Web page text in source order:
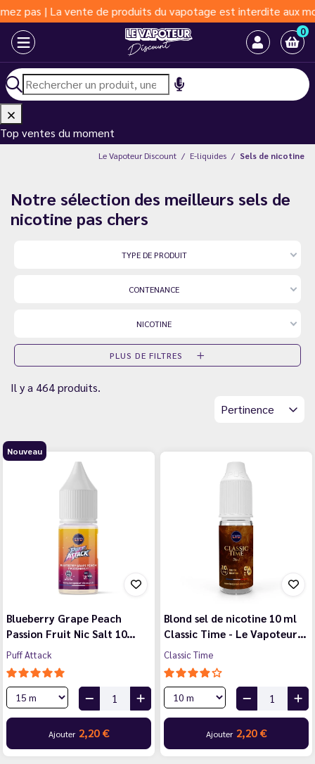
du vapotage est interdite aux moins de 18 ans |
0
Top ventes du moment
Le Vapoteur Discount E-liquides Sels de nicotine
Notre sélection des meilleurs sels de
nicotine pas chers
TYPE DE PRODUIT
CONTENANCE
NICOTINE
PLUS DE FILTRES
Il y a 464 produits.
Pertinence
Nouveau
Blueberry Grape Peach
Passion Fruit Nic Salt 10…
Puff Attack
Ajouter 2,20 €
Blond sel de nicotine 10 ml
Classic Time - Le Vapoteur…
Classic Time
Ajouter 2,20 €